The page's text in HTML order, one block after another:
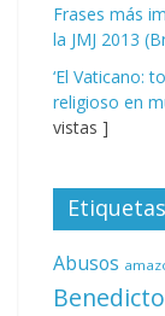
Frases más
la JMJ 2013
‘El Vaticano:
religioso en
vistas ]
Etiquetas
Abusos